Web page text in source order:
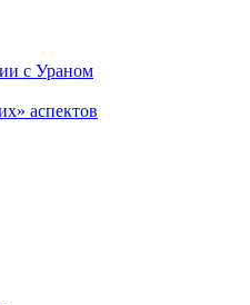
с Ураном
аспектов